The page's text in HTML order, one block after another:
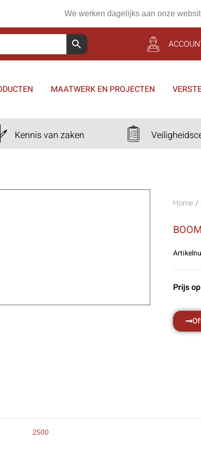
We werken dagelijks aan onze
MAATWERK EN PROJECTEN
Kennis van zaken
Home /
Prijs
2500